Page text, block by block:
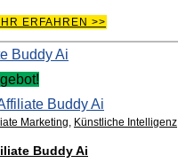
ERFAHREN >>
Marketing, Künstliche Intelligenz
Buddy Ai